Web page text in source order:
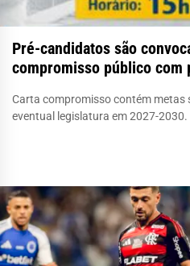
Pré-candidatos são
compromisso público com
Carta compromisso contém metas
eventual legislatura em 2027-2030.